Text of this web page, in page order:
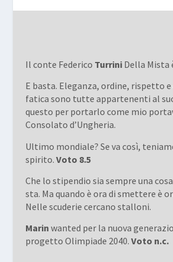
Il conte Federico TurriniDella Mista
E basta. Eleganza, ordine, rispetto
fatica sono tutte appartenenti al
questo per portarlo come mio
Consolato d’Ungheria.
Ultimo mondiale? Se va così,
spirito. Voto 8.5
Che lo stipendio sia sempre una
sta. Ma quando è ora di smettere è
Nelle scuderie cercano stalloni.
Marin wanted per la nuova
progetto Olimpiade 2040. Voto n.c.